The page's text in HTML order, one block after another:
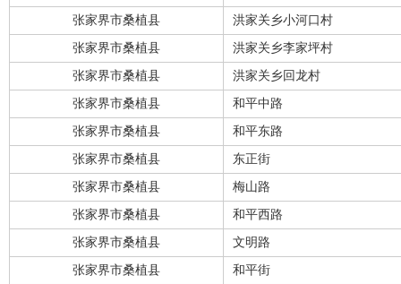
张家界市桑植县 洪家关乡小河口村
张家界市桑植县 洪家关乡李家坪村
张家界市桑植县 洪家关乡回龙村
张家界市桑植县 和平中路
张家界市桑植县 和平东路
张家界市桑植县 东正街
张家界市桑植县 梅山路
张家界市桑植县 和平西路
张家界市桑植县 文明路
张家界市桑植县 和平街